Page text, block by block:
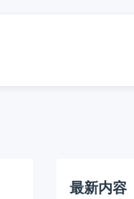
最新内容